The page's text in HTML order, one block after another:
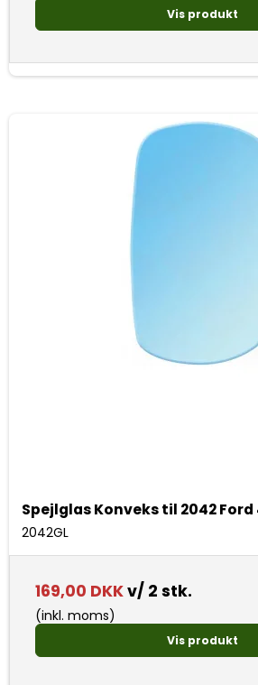
Vis produkt
Spejlglas Konveks til 2042
2042GL
169,00 DKKv/ 2 stk.
(inkl. moms)
Vis produkt